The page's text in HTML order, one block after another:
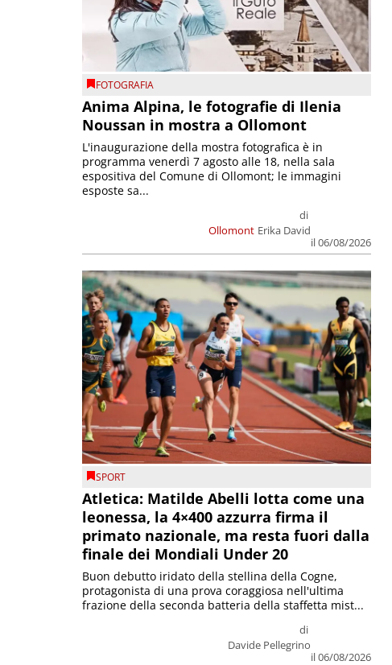
FOTOGRAFIA
Anima Alpina, le fotografie di Ilenia
Noussan in mostra a Ollomont
Ollomont
di
Erika David
il 06/08/2026
L'inaugurazione della mostra fotografica è in
programma venerdì 7 agosto alle 18, nella sala
espositiva del Comune di Ollomont; le immagini
esposte sa...
SPORT
Atletica: Matilde Abelli lotta come una
leonessa, la 4×400 azzurra firma il
primato nazionale, ma resta fuori dalla
finale dei Mondiali Under 20
di
Davide Pellegrino
il 06/08/2026
Buon debutto iridato della stellina della Cogne,
protagonista di una prova coraggiosa nell'ultima
frazione della seconda batteria della staffetta mist...